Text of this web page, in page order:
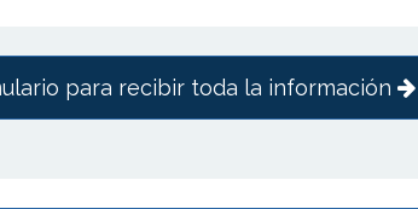
para recibir toda la información